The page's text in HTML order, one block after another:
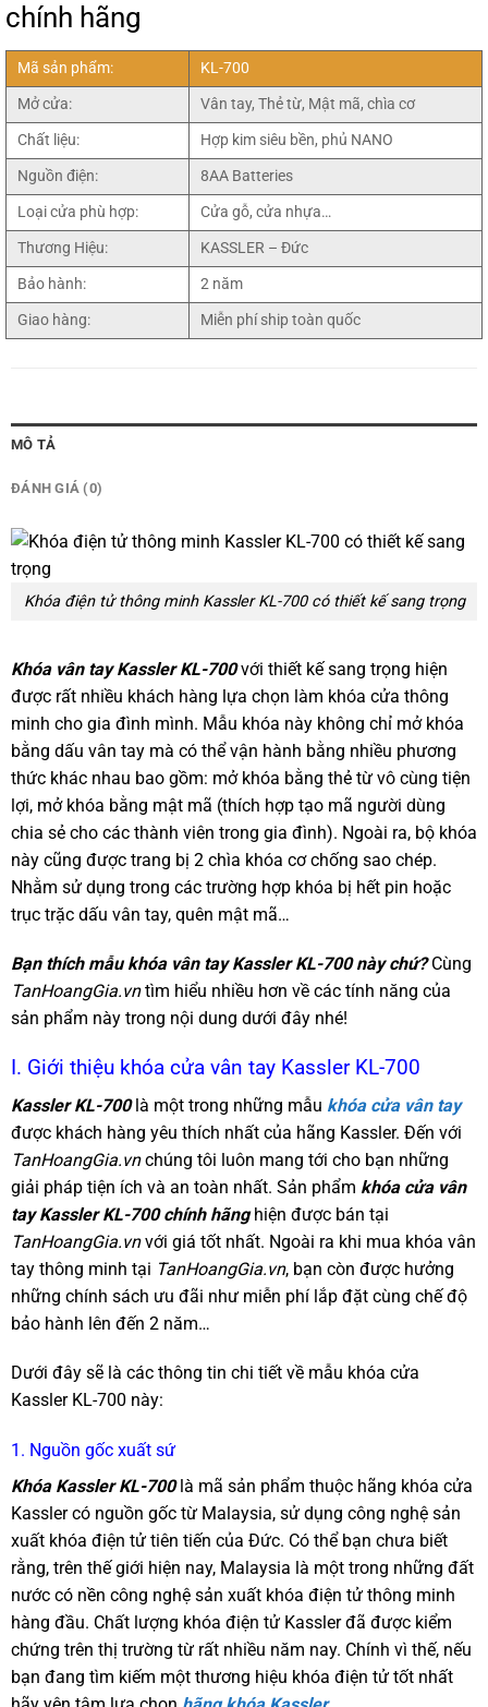
chính hãng
Mã sản phẩm:
KL-700
Mở cửa:
Vân tay, Thẻ từ, Mật mã, chìa cơ
Chất liệu:
Hợp kim siêu bền, phủ NANO
Nguồn điện:
8AA Batteries
Loại cửa phù hợp:
Cửa gỗ, cửa nhựa…
Thương Hiệu:
KASSLER – Đức
Bảo hành:
2 năm
Giao hàng:
Miễn phí ship toàn quốc
MÔ TẢ
ĐÁNH GIÁ (0)
Khóa điện tử thông minh Kassler KL-700 có thiết kế sang trọng
Khóa vân tay Kassler KL-700với thiết kế sang trọng hiện
được rất nhiều khách hàng lựa chọn làm khóa cửa thông
minh cho gia đình mình. Mẫu khóa này không chỉ mở khóa
bằng dấu vân tay mà có thể vận hành bằng nhiều phương
thức khác nhau bao gồm: mở khóa bằng thẻ từ vô cùng tiện
lợi, mở khóa bằng mật mã (thích hợp tạo mã người dùng
chia sẻ cho các thành viên trong gia đình). Ngoài ra, bộ khóa
này cũng được trang bị 2 chìa khóa cơ chống sao chép.
Nhằm sử dụng trong các trường hợp khóa bị hết pin hoặc
trục trặc dấu vân tay, quên mật mã…
Bạn thích mẫu khóa vân tay Kassler KL-700 này chứ?Cùng
TanHoangGia.vntìm hiểu nhiều hơn về các tính năng của
sản phẩm này trong nội dung dưới đây nhé!
I. Giới thiệu khóa cửa vân tay Kassler KL-700
Kassler KL-700là một trong những mẫu khóa cửa vân tay
được khách hàng yêu thích nhất của hãng Kassler. Đến với
TanHoangGia.vnchúng tôi luôn mang tới cho bạn những
giải pháp tiện ích và an toàn nhất. Sản phẩm khóa cửa vân
tay Kassler KL-700 chính hãnghiện được bán tại
TanHoangGia.vnvới giá tốt nhất. Ngoài ra khi mua khóa vân
tay thông minh tại TanHoangGia.vn, bạn còn được hưởng
những chính sách ưu đãi như miễn phí lắp đặt cùng chế độ
bảo hành lên đến 2 năm…
Dưới đây sẽ là các thông tin chi tiết về mẫu khóa cửa
Kassler KL-700 này:
1. Nguồn gốc xuất sứ
Khóa Kassler KL-700là mã sản phẩm thuộc hãng khóa cửa
Kassler có nguồn gốc từ Malaysia, sử dụng công nghệ sản
xuất khóa điện tử tiên tiến của Đức. Có thể bạn chưa biết
rằng, trên thế giới hiện nay, Malaysia là một trong những đất
nước có nền công nghệ sản xuất khóa điện tử thông minh
hàng đầu. Chất lượng khóa điện tử Kassler đã được kiểm
chứng trên thị trường từ rất nhiều năm nay. Chính vì thế, nếu
bạn đang tìm kiếm một thương hiệu khóa điện tử tốt nhất